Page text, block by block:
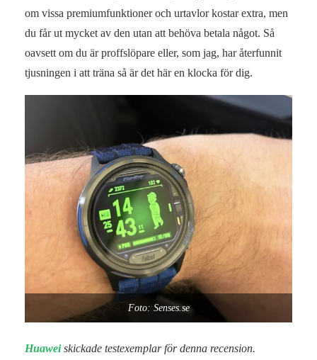
om vissa premiumfunktioner och urtavlor kostar extra, men
du får ut mycket av den utan att behöva betala något. Så
oavsett om du är proffslöpare eller, som jag, har återfunnit
tjusningen i att träna så är det här en klocka för dig.
Foto: Senses.se
Huawei skickade testexemplar för denna recension.